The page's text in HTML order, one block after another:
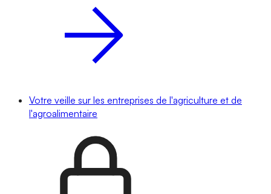
Votre veille sur les entreprises de l'agriculture et de
l'agroalimentaire